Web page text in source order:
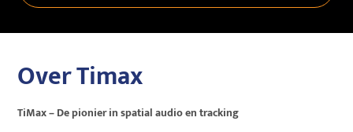
Over Timax
TiMax – De pionier in spatial audio en tracking